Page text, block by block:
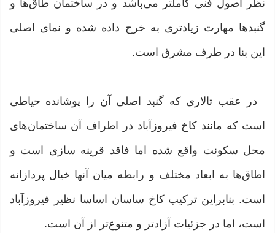
نظر اصول فنی کاملتر می‌باشد و در ساختمان طاق‌ها و
گنبدها مهارت زیادتری به خرج داده شده و نمای اصلی
این بنا در طرف مشرق است.
در عقب تالاری که گنبد اصلی آن را پوشانده حیاطی
است که مانند کاخ فیروزآباد در اطراف آن ساختمان‌های
محل سکونت واقع شده اما فاقد قرینه سازی است و
اطاق‌ها به ابعاد مختلف و رابطه میان آنها خیال پردازانه
است. بنابراین ترکیب کاخ ساسان اساسا نظیر فیروزآباد
است، اما در جزئیات آزادتر و متنوع‌تر از آن است.